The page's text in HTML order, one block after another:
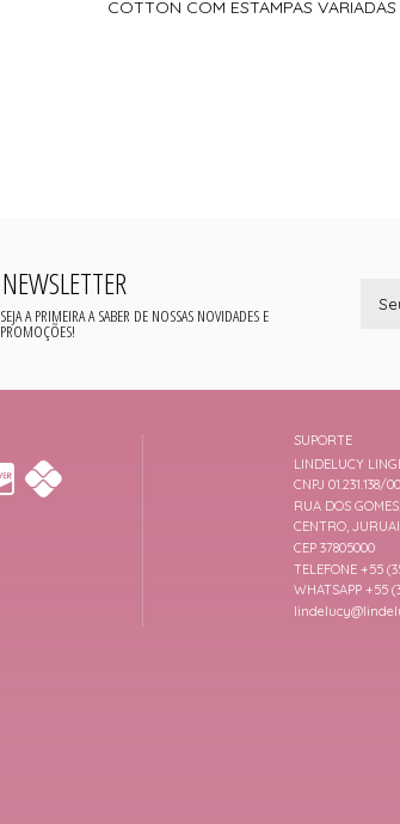
COTTON COM ESTAMPAS VARIADAS
NEWSLETTER
SEJA A PRIMEIRA A SABER DE NOSSAS NOVIDADES E
PROMOÇÕES!
SUPORTE
LINDELUCY
CNPJ 01.231.138/
RUA DOS
CENTRO,
CEP 37805000
TELEFONE +55
WHATSAPP +55